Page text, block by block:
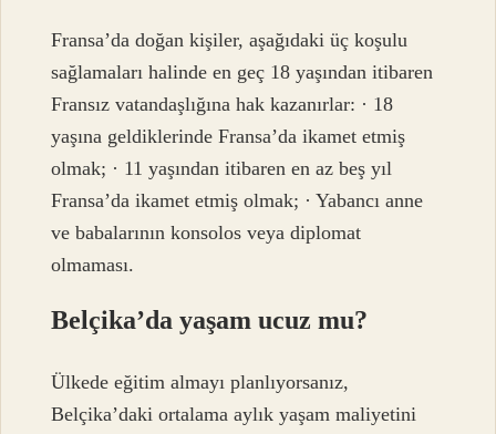
Fransa’da doğan kişiler, aşağıdaki üç koşulu
sağlamaları halinde en geç 18 yaşından itibaren
Fransız vatandaşlığına hak kazanırlar: · 18
yaşına geldiklerinde Fransa’da ikamet etmiş
olmak; · 11 yaşından itibaren en az beş yıl
Fransa’da ikamet etmiş olmak; · Yabancı anne
ve babalarının konsolos veya diplomat
olmaması.
Belçika’da yaşam ucuz mu?
Ülkede eğitim almayı planlıyorsanız,
Belçika’daki ortalama aylık yaşam maliyetini